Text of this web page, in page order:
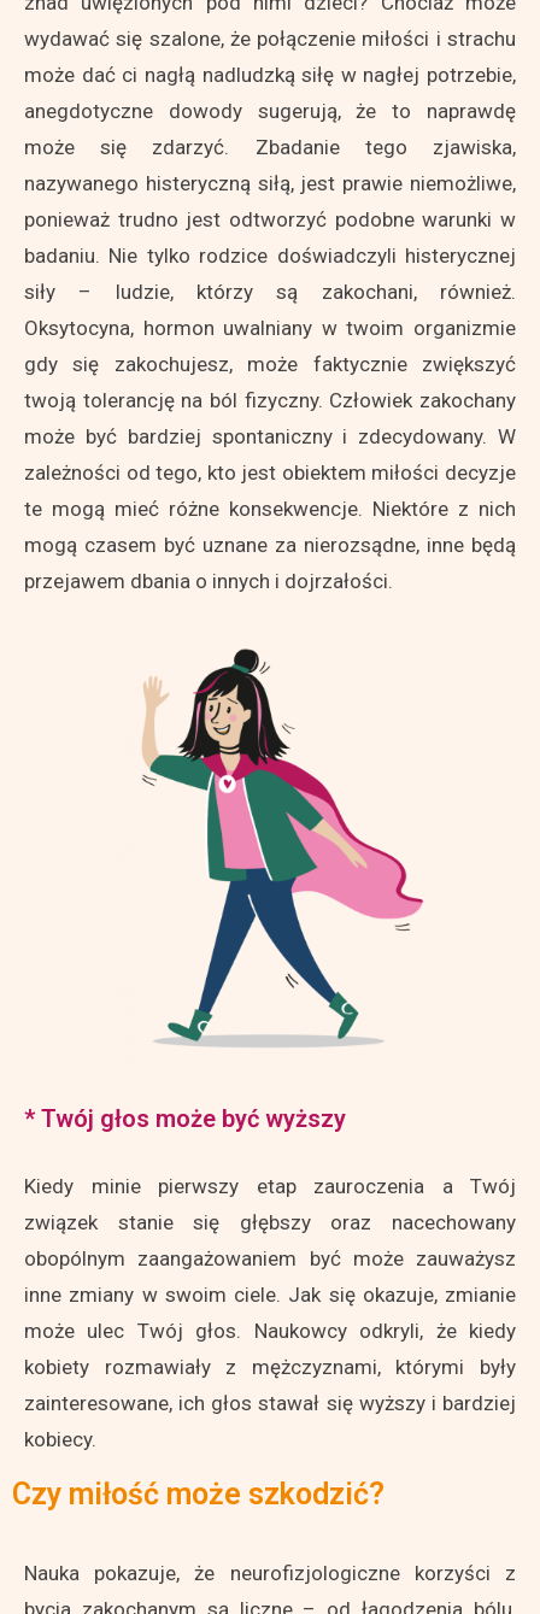
wydawać się szalone, że połączenie miłości i strachu
może dać ci nagłą nadludzką siłę w nagłej potrzebie,
anegdotyczne dowody sugerują, że to naprawdę
może się zdarzyć. Zbadanie tego zjawiska,
nazywanego histeryczną siłą, jest prawie niemożliwe,
ponieważ trudno jest odtworzyć podobne warunki w
badaniu. Nie tylko rodzice doświadczyli histerycznej
siły – ludzie, którzy są zakochani, również.
Oksytocyna, hormon uwalniany w twoim organizmie
gdy się zakochujesz, może faktycznie zwiększyć
twoją tolerancję na ból fizyczny. Człowiek zakochany
może być bardziej spontaniczny i zdecydowany. W
zależności od tego, kto jest obiektem miłości decyzje
te mogą mieć różne konsekwencje. Niektóre z nich
mogą czasem być uznane za nierozsądne, inne będą
przejawem dbania o innych i dojrzałości.
* Twój głos może być wyższy
Kiedy minie pierwszy etap zauroczenia a Twój
związek stanie się głębszy oraz nacechowany
obopólnym zaangażowaniem być może zauważysz
inne zmiany w swoim ciele. Jak się okazuje, zmianie
może ulec Twój głos. Naukowcy odkryli, że kiedy
kobiety rozmawiały z mężczyznami, którymi były
zainteresowane, ich głos stawał się wyższy i bardziej
kobiecy.
Czy miłość może szkodzić?
Nauka pokazuje, że neurofizjologiczne korzyści z